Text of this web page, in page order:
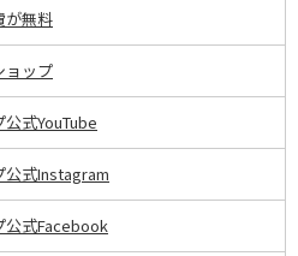
が無料
ョップ
式YouTube
公式Instagram
公式Facebook